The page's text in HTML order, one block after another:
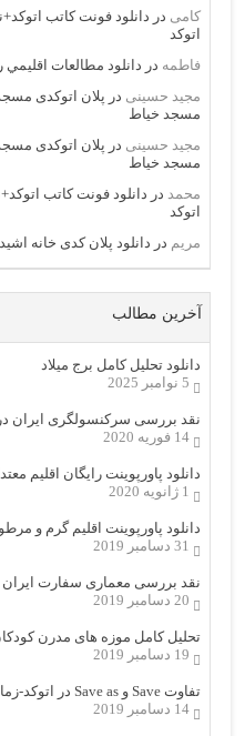
کامی در دانلود فونت کاتب
اتوکد
فاطمه در دانلود مطالعات
مجید حسینی در پلان اتوکدی
مسجد خیاط
مجید حسینی در پلان اتوکدی
مسجد خیاط
محمد در دانلود فونت کاتب
اتوکد
مریم در دانلود پلان کدی خانه
آخرین مطالب
دانلود تحلیل کامل برج میلاد
5 نوامبر 2025
نقد بررسی سرکنسولگری ایران
14 فوریه 2020
دانلود پاورپوینت رایگان اقلیم
1 ژانویه 2020
دانلود پاورپوینت اقلیم گرم و
31 دسامبر 2019
نقد بررسی معماری سفارت ایران
20 دسامبر 2019
تحلیل کامل موزه های مدرن
19 دسامبر 2019
تفاوت Save و Save as در اتوکد-زمان autocad Save as
14 دسامبر 2019